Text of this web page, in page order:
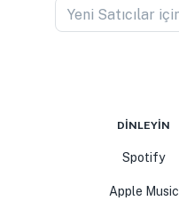
DINLEYIN
Spotify
Apple Music